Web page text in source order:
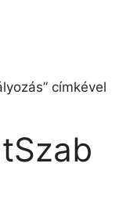
címkével